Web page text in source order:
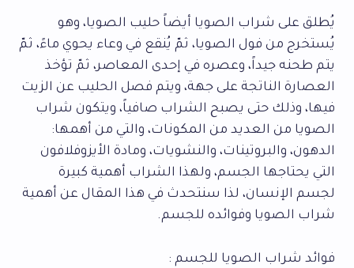
يُطلق على شراب الصويا أيضاً حليب الصويا، وهو
يُستخرج من فول الصويا، ثمّ يُنقع في وعاء يحوي ماءً، ثمّ
يتم طحنه جيداً، وعصره في إحدى المعاصر، ثمّ تؤخذ
العصارة الناتجة على جهة، ويتم فصل الحليب عن الزيت
فيها، وذلك حتى يصبح الشراب صافياً، ويتكون شراب
الصويا من العديد من المكونات، والتي من أهمها:
الدهون، والبروتينات، والنشويات، ومادة الأيزوفلافون
التي يحتاجها الجسم، ولهذا الشراب أهمية كبيرة
لجسم الإنسان، لذا سنتحدث في هذا المقال عن أهمية
شراب الصويا وفوائده للجسم.
فوائد شراب الصويا للجسم :